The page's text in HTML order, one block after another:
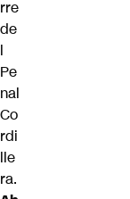
rre
de
l
Pe
nal
Co
rdi
lle
ra.